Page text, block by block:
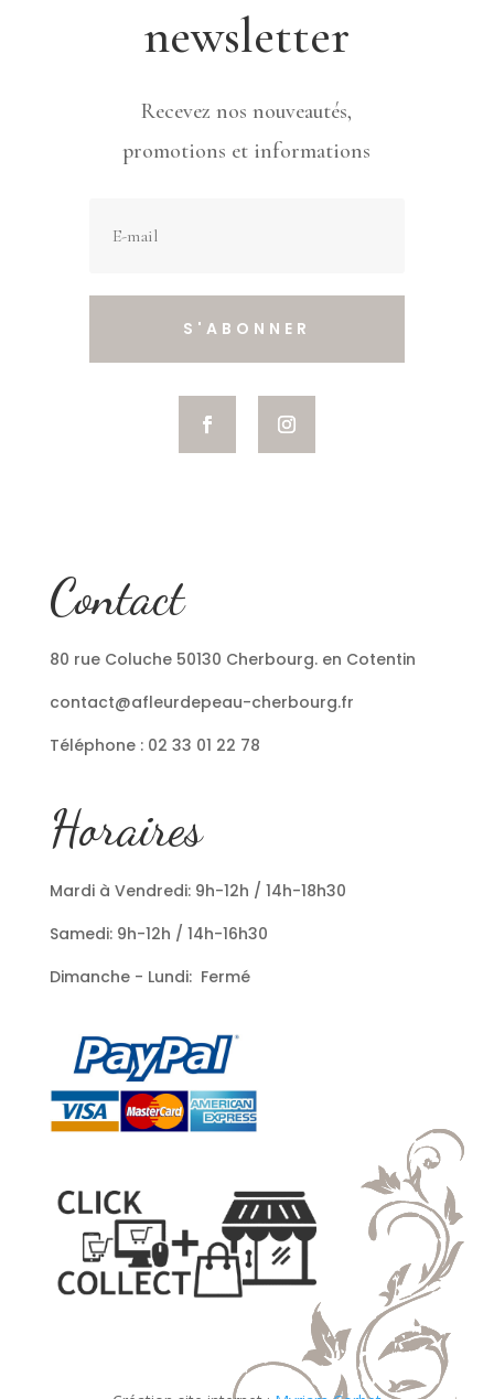
newsletter
Recevez nos nouveautés,
promotions et informations
S'ABONNER
Contact
80 rue Coluche 50130 Cherbourg. en Cotentin
contact@afleurdepeau-cherbourg.fr
Téléphone : 02 33 01 22 78
Horaires
Mardi à Vendredi: 9h-12h / 14h-18h30
Samedi: 9h-12h / 14h-16h30
Dimanche - Lundi: Fermé